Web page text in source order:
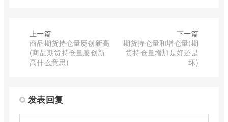
上一篇
商品期货持仓量屡创新高
(商品期货持仓量屡创新
高什么意思)
下一篇
期货持仓量和增仓量(期
货持仓量增加是好还是
坏)
发表回复